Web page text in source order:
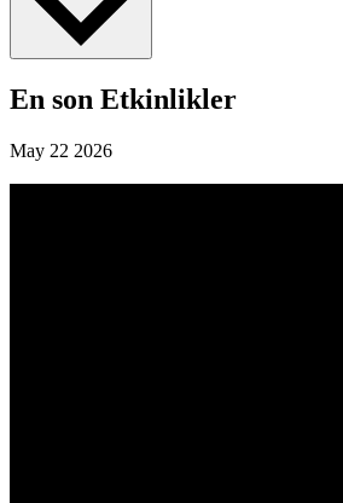
En son Etkinlikler
May 22 2026